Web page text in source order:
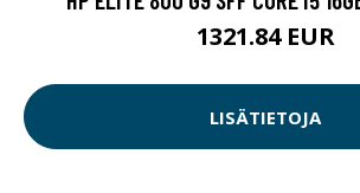
1321.84 EUR
LISÄTIETOJA